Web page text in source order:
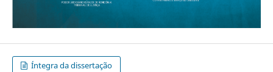
Íntegra da dissertação